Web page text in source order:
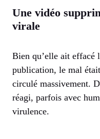
Une vidéo
virale
Bien qu’elle ait effacé
publication, le mal
circulé massivement.
réagi, parfois avec
virulence.